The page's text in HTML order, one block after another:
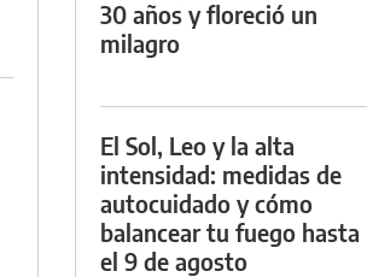
30 años y floreció un
milagro
El Sol, Leo y la alta
intensidad: medidas de
autocuidado y cómo
balancear tu fuego hasta
el 9 de agosto